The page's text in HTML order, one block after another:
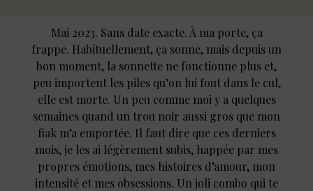
Mai 2023. Sans date exacte. À ma porte, ça
frappe. Habituellement, ça sonne, mais depuis un
bon moment, la sonnette ne fonctionne plus et,
peu importent les piles qu’on lui fout dans le cul,
elle est morte. Un peu comme moi y a quelques
semaines quand un trou noir aussi gros que mon
fiak m’a emportée. Il faut dire que ces derniers
mois, je les ai légèrement subis, happée par mes
propres émotions, mes histoires d’amour, mon
intensité et mes obsessions. Un joli combo qui te